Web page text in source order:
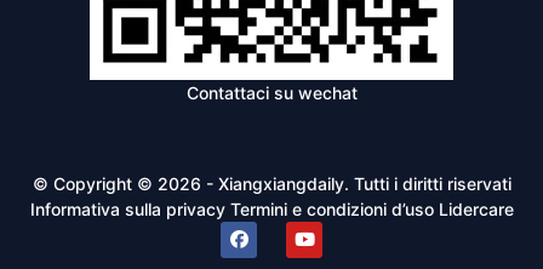
Contattaci su wechat
© Copyright © 2026 - Xiangxiangdaily. Tutti i diritti riservati
Informativa sulla privacy Termini e condizioni d’uso Lidercare